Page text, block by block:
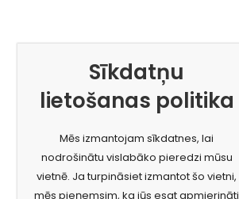
Sīkdatņu
lietošanas politika
Mēs izmantojam sīkdatnes, lai
nodrošinātu vislabāko pieredzi mūsu
vietnē. Ja turpināsiet izmantot šo vietni,
mēs pieņemsim, ka jūs esat apmierināti